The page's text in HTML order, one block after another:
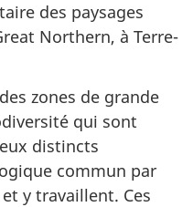
des paysages
Northern, à Terre-
zones de grande
qui sont
distincts
commun par
y travaillent. Ces